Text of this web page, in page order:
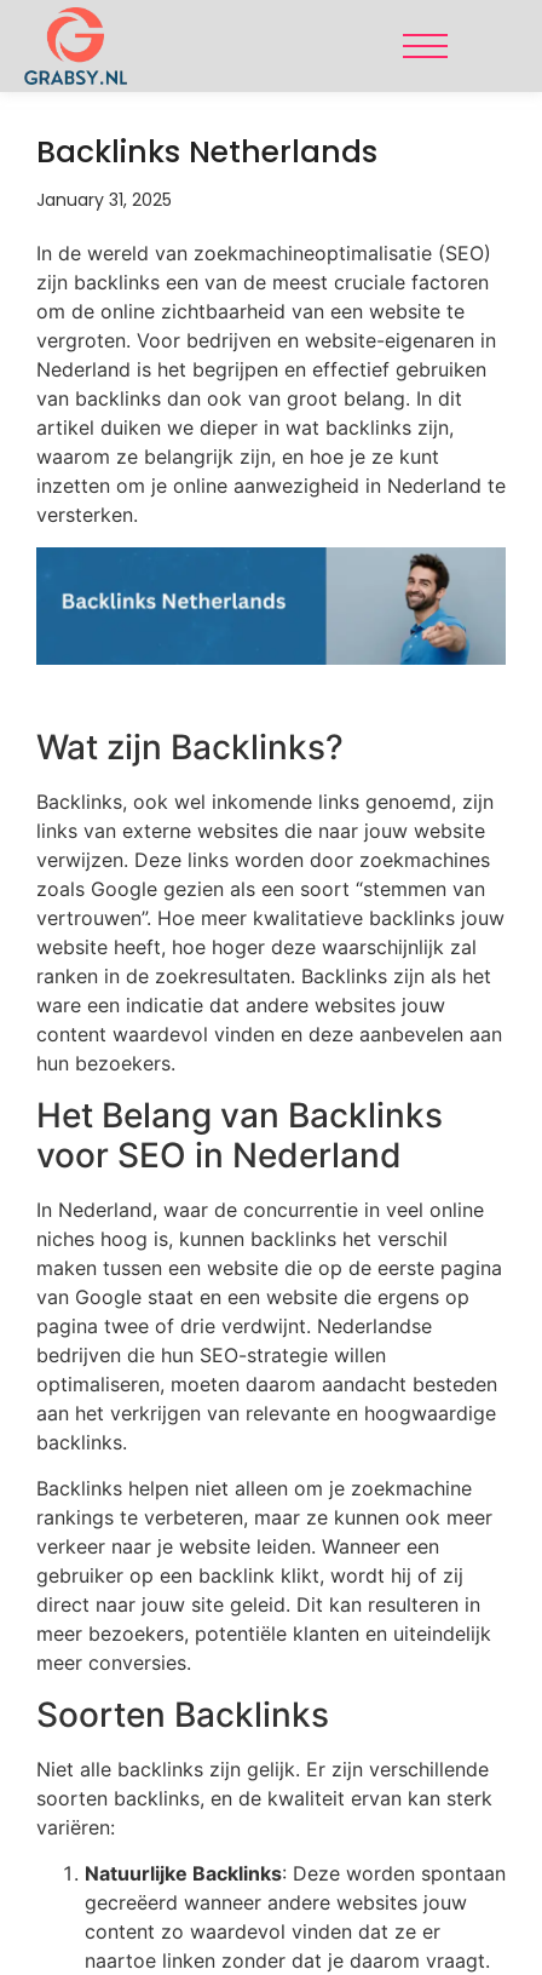
Backlinks Netherlands
January 31, 2025
In de wereld van zoekmachineoptimalisatie (SEO)
zijn backlinks een van de meest cruciale factoren
om de online zichtbaarheid van een website te
vergroten. Voor bedrijven en website-eigenaren in
Nederland is het begrijpen en effectief gebruiken
van backlinks dan ook van groot belang. In dit
artikel duiken we dieper in wat backlinks zijn,
waarom ze belangrijk zijn, en hoe je ze kunt
inzetten om je online aanwezigheid in Nederland te
versterken.
Wat zijn Backlinks?
Backlinks, ook wel inkomende links genoemd, zijn
links van externe websites die naar jouw website
verwijzen. Deze links worden door zoekmachines
zoals Google gezien als een soort “stemmen van
vertrouwen”. Hoe meer kwalitatieve backlinks jouw
website heeft, hoe hoger deze waarschijnlijk zal
ranken in de zoekresultaten. Backlinks zijn als het
ware een indicatie dat andere websites jouw
content waardevol vinden en deze aanbevelen aan
hun bezoekers.
Het Belang van Backlinks
voor SEO in Nederland
In Nederland, waar de concurrentie in veel online
niches hoog is, kunnen backlinks het verschil
maken tussen een website die op de eerste pagina
van Google staat en een website die ergens op
pagina twee of drie verdwijnt. Nederlandse
bedrijven die hun SEO-strategie willen
optimaliseren, moeten daarom aandacht besteden
aan het verkrijgen van relevante en hoogwaardige
backlinks.
Backlinks helpen niet alleen om je zoekmachine
rankings te verbeteren, maar ze kunnen ook meer
verkeer naar je website leiden. Wanneer een
gebruiker op een backlink klikt, wordt hij of zij
direct naar jouw site geleid. Dit kan resulteren in
meer bezoekers, potentiële klanten en uiteindelijk
meer conversies.
Soorten Backlinks
Niet alle backlinks zijn gelijk. Er zijn verschillende
soorten backlinks, en de kwaliteit ervan kan sterk
variëren:
Natuurlijke Backlinks: Deze worden spontaan
gecreëerd wanneer andere websites jouw
content zo waardevol vinden dat ze er
naartoe linken zonder dat je daarom vraagt.